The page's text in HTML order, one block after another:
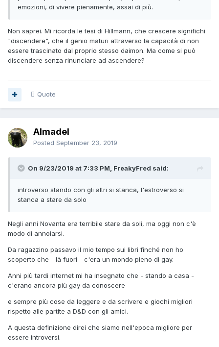
emozioni, di vivere pienamente, assai di più.
Non saprei. Mi ricorda le tesi di Hillmann, che crescere significhi
"discendere", che il genio maturi attraverso la capacità di non
essere trascinato dal proprio stesso daimon. Ma come si può
discendere senza rinunciare ad ascendere?
Quote
Almadel
Posted September 23, 2019
On 9/23/2019 at 7:33 PM, FreakyFred said:
introverso stando con gli altri si stanca, l'estroverso si
stanca a stare da solo
Negli anni Novanta era terribile stare da soli, ma oggi non c'è
modo di annoiarsi.
Da ragazzino passavo il mio tempo sui libri finché non ho
scoperto che - là fuori - c'era un mondo pieno di gay.
Anni più tardi internet mi ha insegnato che - stando a casa -
c'erano ancora più gay da conoscere
e sempre più cose da leggere e da scrivere e giochi migliori
rispetto alle partite a D&D con gli amici.
A questa definizione direi che siamo nell'epoca migliore per
essere introversi.